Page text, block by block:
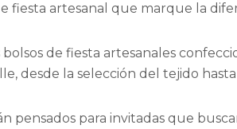
fiesta artesanal que marque la
bolsos de fiesta artesanales
desde la selección del tejido
pensados para invitadas que